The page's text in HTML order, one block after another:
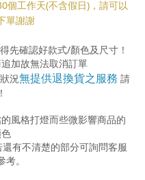
個工作天(不含假日)，請可以
單謝謝
先確認好款式/顏色及尺寸！
加故無法取消訂單
況無提供退換貨之服務 請
風格打燈而些微影響商品的
還有不清楚的部分可詢問客服
。